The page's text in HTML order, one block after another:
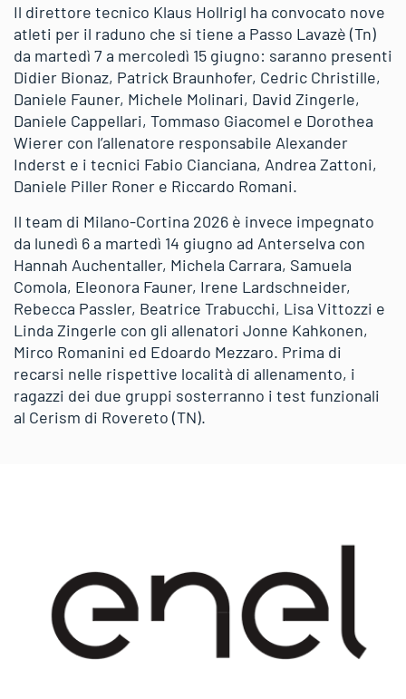
Il direttore tecnico Klaus Hollrigl ha convocato nove
atleti per il raduno che si tiene a Passo Lavazè (Tn)
da martedì 7 a mercoledì 15 giugno: saranno presenti
Didier Bionaz, Patrick Braunhofer, Cedric Christille,
Daniele Fauner, Michele Molinari, David Zingerle,
Daniele Cappellari, Tommaso Giacomel e Dorothea
Wierer con l’allenatore responsabile Alexander
Inderst e i tecnici Fabio Cianciana, Andrea Zattoni,
Daniele Piller Roner e Riccardo Romani.
Il team di Milano-Cortina 2026 è invece impegnato
da lunedì 6 a martedì 14 giugno ad Anterselva con
Hannah Auchentaller, Michela Carrara, Samuela
Comola, Eleonora Fauner, Irene Lardschneider,
Rebecca Passler, Beatrice Trabucchi, Lisa Vittozzi e
Linda Zingerle con gli allenatori Jonne Kahkonen,
Mirco Romanini ed Edoardo Mezzaro. Prima di
recarsi nelle rispettive località di allenamento, i
ragazzi dei due gruppi sosterranno i test funzionali
al Cerism di Rovereto (TN).